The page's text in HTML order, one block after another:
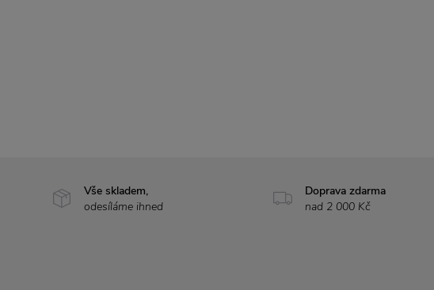
Vše skladem,
odesíláme ihned
Doprava zdarma
nad 2 000 Kč